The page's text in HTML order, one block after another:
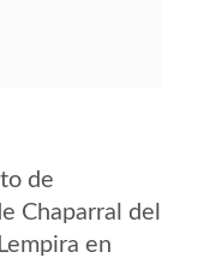
de
Chaparral del
en